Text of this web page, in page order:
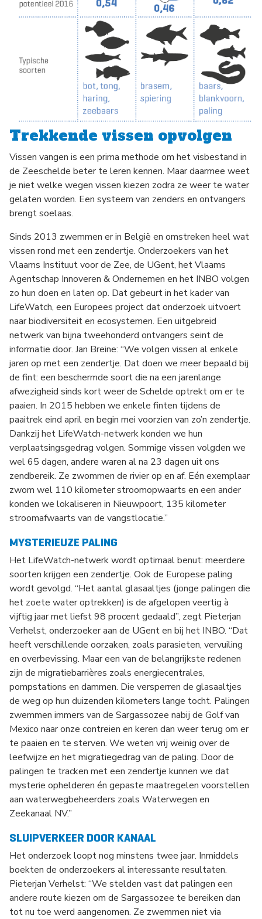
Trekkende vissen opvolgen
Vissen vangen is een prima methode om het visbestand in
de Zeeschelde beter te leren kennen. Maar daarmee weet
je niet welke wegen vissen kiezen zodra ze weer te water
gelaten worden. Een systeem van zenders en ontvangers
brengt soelaas.
Sinds 2013 zwemmen er in België en omstreken heel wat
vissen rond met een zendertje. Onderzoekers van het
Vlaams Instituut voor de Zee, de UGent, het Vlaams
Agentschap Innoveren & Ondernemen en het INBO volgen
zo hun doen en laten op. Dat gebeurt in het kader van
LifeWatch, een Europees project dat onderzoek uitvoert
naar biodiversiteit en ecosystemen. Een uitgebreid
netwerk van bijna tweehonderd ontvangers seint de
informatie door. Jan Breine: “We volgen vissen al enkele
jaren op met een zendertje. Dat doen we meer bepaald bij
de fint: een beschermde soort die na een jarenlange
afwezigheid sinds kort weer de Schelde optrekt om er te
paaien. In 2015 hebben we enkele finten tijdens de
paaitrek eind april en begin mei voorzien van zo’n zendertje.
Dankzij het LifeWatch-netwerk konden we hun
verplaatsingsgedrag volgen. Sommige vissen volgden we
wel 65 dagen, andere waren al na 23 dagen uit ons
zendbereik. Ze zwommen de rivier op en af. Eén exemplaar
zwom wel 110 kilometer stroomopwaarts en een ander
konden we lokaliseren in Nieuwpoort, 135 kilometer
stroomafwaarts van de vangstlocatie.”
MYSTERIEUZE PALING
Het LifeWatch-netwerk wordt optimaal benut: meerdere
soorten krijgen een zendertje. Ook de Europese paling
wordt gevolgd. “Het aantal glasaaltjes (jonge palingen die
het zoete water optrekken) is de afgelopen veertig à
vijftig jaar met liefst 98 procent gedaald”, zegt Pieterjan
Verhelst, onderzoeker aan de UGent en bij het INBO. “Dat
heeft verschillende oorzaken, zoals parasieten, vervuiling
en overbevissing. Maar een van de belangrijkste redenen
zijn de migratiebarrières zoals energiecentrales,
pompstations en dammen. Die versperren de glasaaltjes
de weg op hun duizenden kilometers lange tocht. Palingen
zwemmen immers van de Sargassozee nabij de Golf van
Mexico naar onze contreien en keren dan weer terug om er
te paaien en te sterven. We weten vrij weinig over de
leefwijze en het migratiegedrag van de paling. Door de
palingen te tracken met een zendertje kunnen we dat
mysterie ophelderen én gepaste maatregelen voorstellen
aan waterwegbeheerders zoals Waterwegen en
Zeekanaal NV.”
SLUIPVERKEER DOOR KANAAL
Het onderzoek loopt nog minstens twee jaar. Inmiddels
boekten de onderzoekers al interessante resultaten.
Pieterjan Verhelst: “We stelden vast dat palingen een
andere route kiezen om de Sargassozee te bereiken dan
tot nu toe werd aangenomen. Ze zwemmen niet via